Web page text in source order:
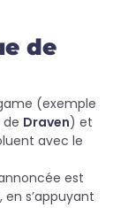
de
(exemple
de Draven) et
avec le
est
en s’appuyant